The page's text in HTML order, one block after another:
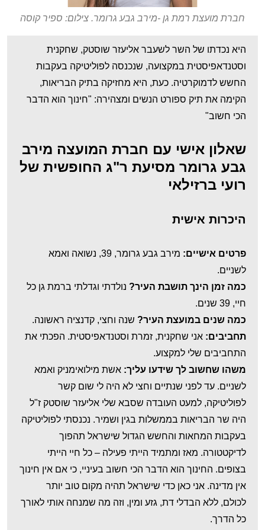
חברת מועצת רמת גן -מירב גבע גרומר. צילום: ספיר קוסה
היא נכדתו של השר לשעבר אליעזר שוסטק, שחקנית
וסטנדאפיסטית במקצועה, שנכנסה לפוליטיקה בעקבות
החשש לדמוקרטיה. כעת, היא מחזיקה בתיק הבריאות,
הקימה את תיק ספורט הנשים ומצהירה: "חינוך הוא הדבר
הכי חשוב"
שאלון אישי עם חברת המועצה מירב
גבע גרומר מסיעת ר"ג החופשית של
רועי ברזילאי
היכרות אישית
פרטים אישיים:
מירב גבע גרומר, 39, נשואה ואמא
לשניים.
כמה זמן הינך תושבת העיר? נולדתי וגדלתי ברמת גן כל
חיי, 39 שנים.
כמה שנים במועצת העיר? שנה וחצי, קדנציה ראשונה.
תחביבים: אני שחקנית, זמרת וסטנדאפיסטית. הפכתי את
התחביבים שלי למקצוע.
משהו שחשוב לך שידעו עליך: אשת מילואימניק ואמא
לשניים. עד לפני שנתיים וחצי לא היה לי שום קשר
לפוליטיקה, למעט העובדה שסבא שלי אליעזר שוסטק ז"ל
היה שר הבריאות בממשלות בגין ושמיר. נכנסתי לפוליטיקה
בעקבות המחאות והחשש הגדול שישראל תהפוך
לדיקטטורה. מאז ומתמיד הייתי פעילה – כל חיי הייתי
בצופים. החינוך הוא הדבר הכי חשוב בעיניי, כי אם אין חינוך
אין מדינה. אני כאן כדי שישראל תהיה מקום טוב יותר
לכולם, ללא הבדלי דת, גזע ומין, וזה מה שמנחה אותי לאורך
כל הדרך.